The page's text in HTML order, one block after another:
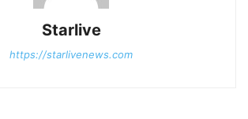
Starlive
https://starlivenews.com